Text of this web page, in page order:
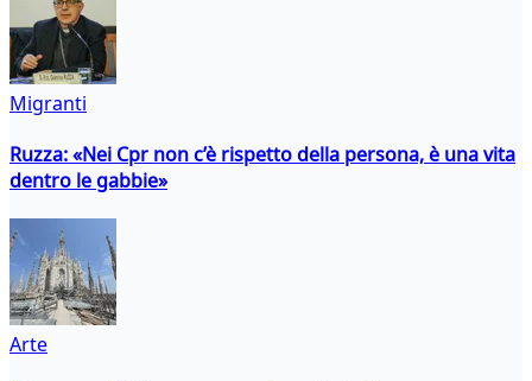
Migranti
Ruzza: «Nei Cpr non c’è rispetto della persona, è una vita
dentro le gabbie»
Arte